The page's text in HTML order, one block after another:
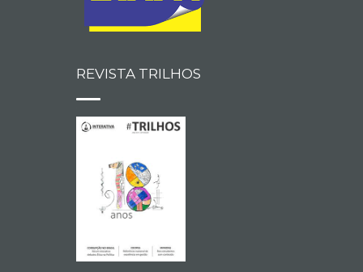
REVISTA TRILHOS